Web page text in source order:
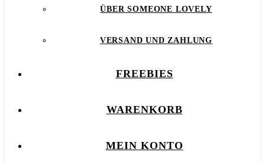
ÜBER SOMEONE LOVELY
VERSAND UND ZAHLUNG
FREEBIES
WARENKORB
MEIN KONTO